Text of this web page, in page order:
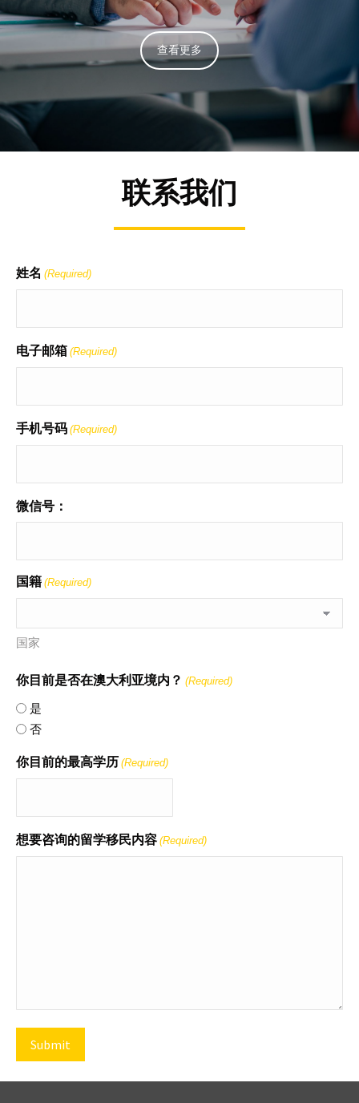
查看更多
联系我们
姓名 (Required)
电子邮箱 (Required)
手机号码 (Required)
微信号：
国籍 (Required)
国家
你目前是否在澳大利亚境内？ (Required)
是
否
你目前的最高学历 (Required)
想要咨询的留学移民内容 (Required)